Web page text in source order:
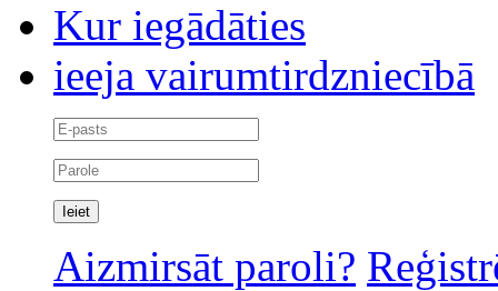
Kur iegādāties
ieeja vairumtirdzniecībā
Aizmirsāt paroli?